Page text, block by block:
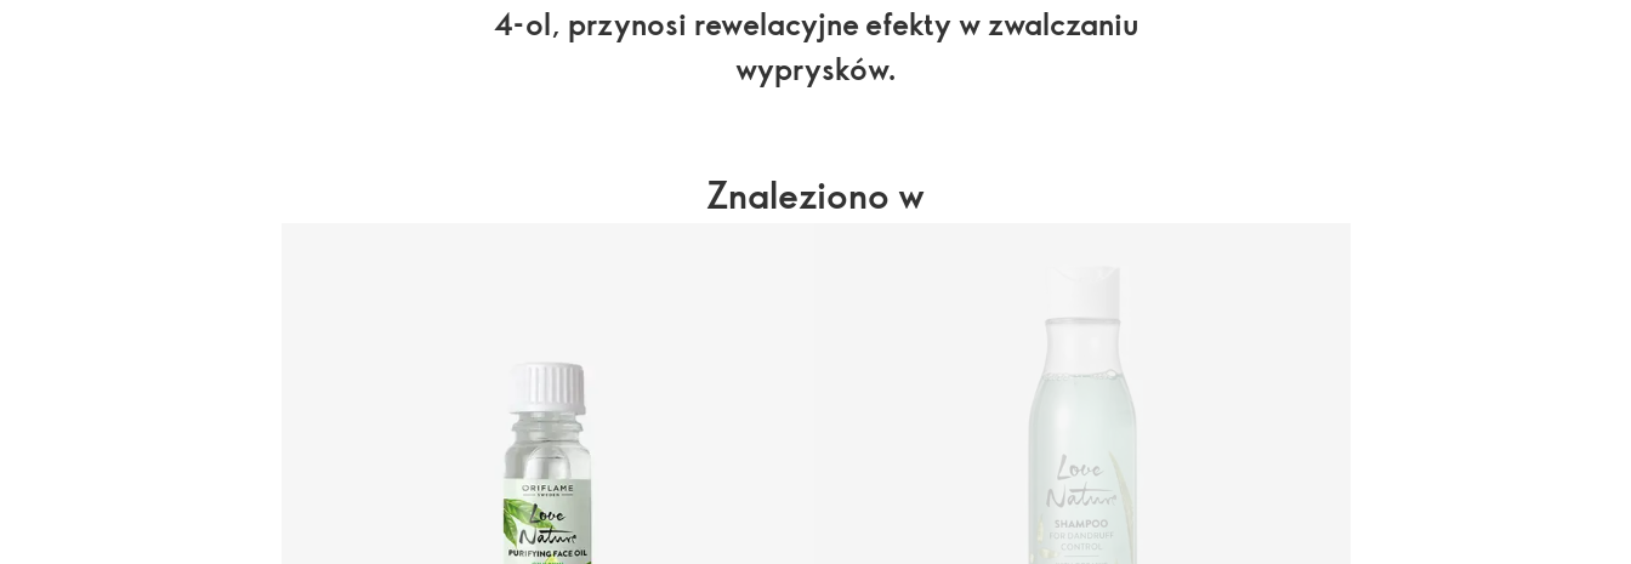
4-ol, przynosi rewelacyjne efekty w zwalczaniu
wyprysków.
Znaleziono w